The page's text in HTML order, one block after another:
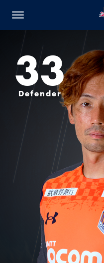
33
Defender